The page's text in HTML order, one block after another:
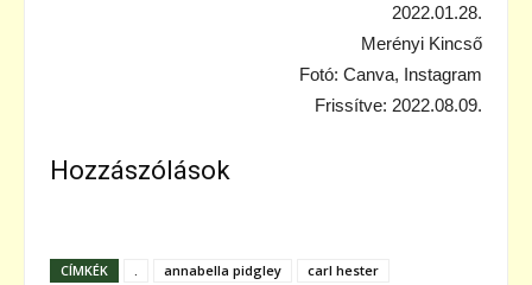
2022.01.28.
Merényi Kincső
Fotó: Canva, Instagram
Frissítve: 2022.08.09.
Hozzászólások
CÍMKÉK annabella pidgley carl hester